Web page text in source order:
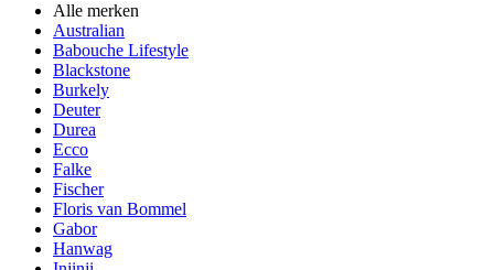
Alle merken
Australian
Babouche Lifestyle
Blackstone
Burkely
Deuter
Durea
Ecco
Falke
Fischer
Floris van Bommel
Gabor
Hanwag